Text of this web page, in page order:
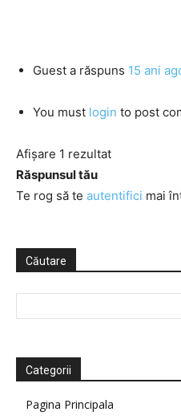
Guest a răspuns 15 ani
You must login to post
Afișare 1 rezultat
Răspunsul tău
Te rog să te autentifici mai
Căutare
Categorii
Pagina Principala